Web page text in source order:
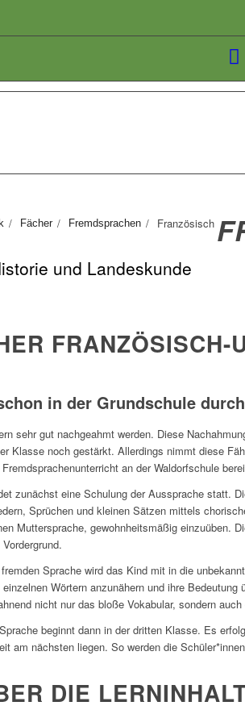
/ Fächer / Fremdsprachen / Französisch
und Landeskunde
FRANZÖSISCH-
in der Grundschule
sehr gut nachgeahmt werden. Diese
Klasse noch gestärkt. Allerdings nimmt diese
an der Waldorfschule
zunächst eine Schulung der Aussprache statt.
Sprüchen und kleinen Sätzen mittels
Muttersprache, gewohnheitsmäßig einzuüben.
Sprache wird das Kind mit in die
Wörtern anzunähern und ihre
nicht nur das bloße Vokabular, sondern
beginnt dann in der dritten Klasse. Es
am nächsten liegen. So werden die
DIE